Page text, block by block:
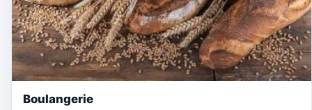
Boulangerie